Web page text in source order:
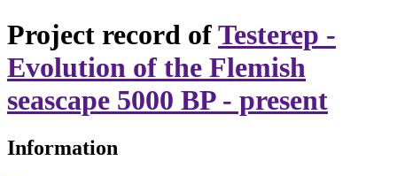
Project record ofTesterep -
Evolution of the Flemish
seascape 5000 BP - present
Information